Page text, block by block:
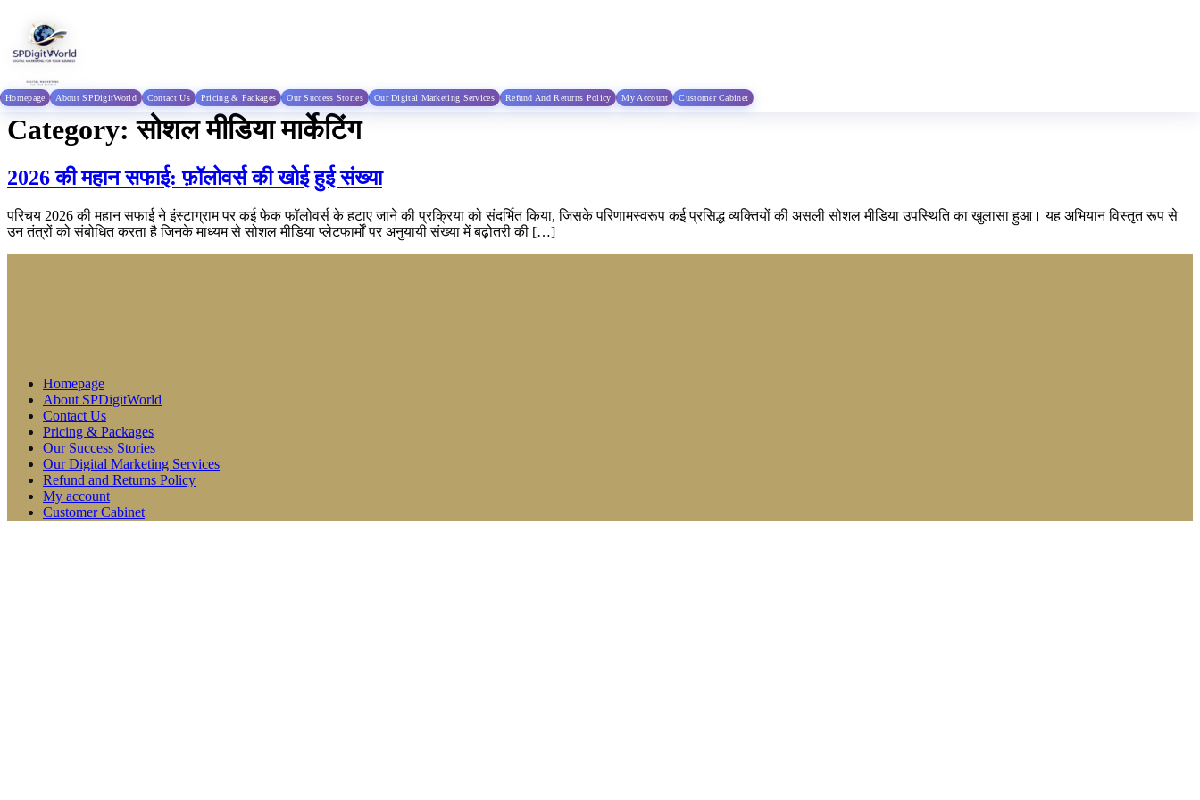
Skip to content
Homepage About SPDigitWorld Contact Us Pricing & Packages Our Success Stories Our Digital Marketing Services Refund And Returns Policy My Account Customer Cabinet
Category:सोशल मीडिया मार्केटिंग
2026 की महान सफाई: फ़ॉलोवर्स की खोई हुई संख्या
परिचय 2026 की महान सफाई ने इंस्टाग्राम पर कई फेक फॉलोवर्स के हटाए जाने की प्रक्रिया को संदर्भित किया, जिसके परिणामस्वरूप कई प्रसिद्ध व्यक्तियों की असली सोशल मीडिया उपस्थिति का खुलासा हुआ। यह अभियान विस्तृत रूप से
उन तंत्रों को संबोधित करता है जिनके माध्यम से सोशल मीडिया प्लेटफार्मों पर अनुयायी संख्या में बढ़ोतरी की […]
Homepage
About SPDigitWorld
Contact Us
Pricing & Packages
Our Success Stories
Our Digital Marketing Services
Refund and Returns Policy
My account
Customer Cabinet